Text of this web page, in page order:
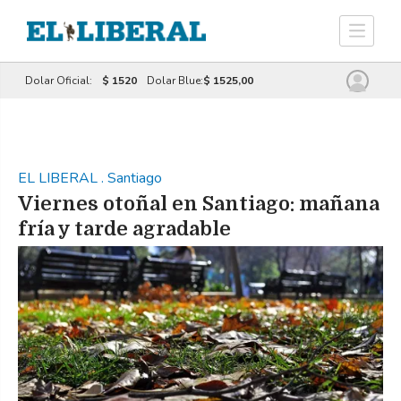
Dolar Oficial: $ 1520 Dolar Blue:$ 1525,00
EL LIBERAL. Santiago
Viernes otoñal en Santiago: mañana
fría y tarde agradable